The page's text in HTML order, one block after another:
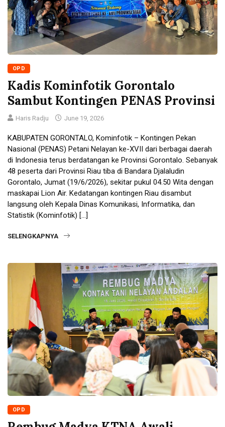
OPD
Kadis Kominfotik Gorontalo
Sambut Kontingen PENAS Provinsi
Haris Radju June 19, 2026
KABUPATEN GORONTALO, Kominfotik – Kontingen Pekan
Nasional (PENAS) Petani Nelayan ke-XVII dari berbagai daerah
di Indonesia terus berdatangan ke Provinsi Gorontalo. Sebanyak
48 peserta dari Provinsi Riau tiba di Bandara Djalaludin
Gorontalo, Jumat (19/6/2026), sekitar pukul 04.50 Wita dengan
maskapai Lion Air. Kedatangan kontingen Riau disambut
langsung oleh Kepala Dinas Komunikasi, Informatika, dan
Statistik (Kominfotik) […]
SELENGKAPNYA
OPD